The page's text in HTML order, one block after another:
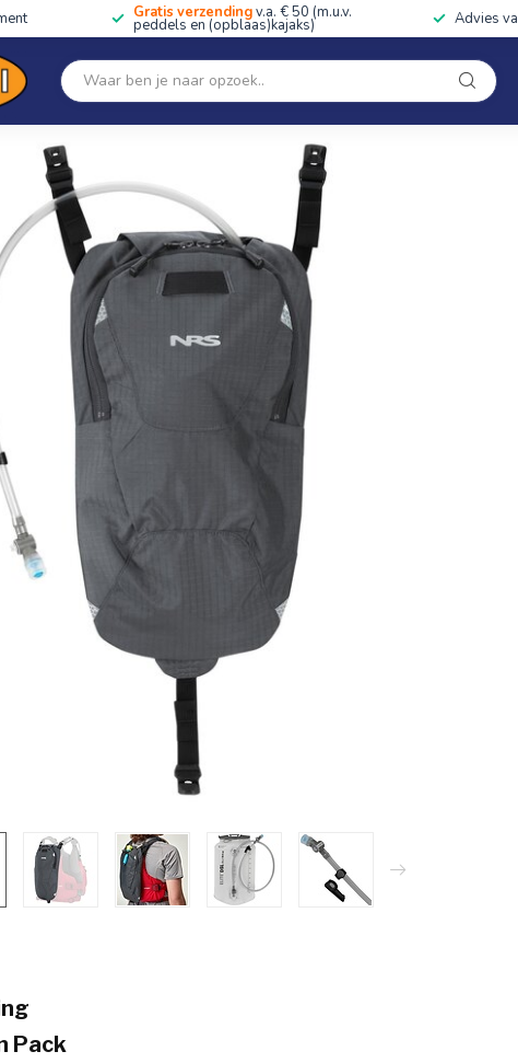
Gratis verzendingv.a. € 50 (m.u.v.
peddels en (opblaas)kajaks) Advies
kajaks & SUP's Peddels Kleding Uitrusting
Onze
2 Liter
Pack